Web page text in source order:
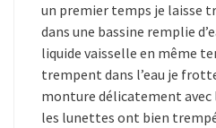
un premier temps je laisse
dans une bassine remplie
liquide vaisselle en même
trempent dans l’eau je
monture délicatement avec
les lunettes ont bien